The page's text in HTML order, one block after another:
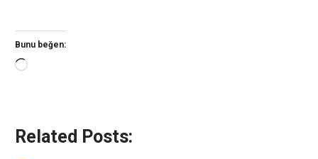
Bunu beğen:
Yükleniyor...
Related Posts: